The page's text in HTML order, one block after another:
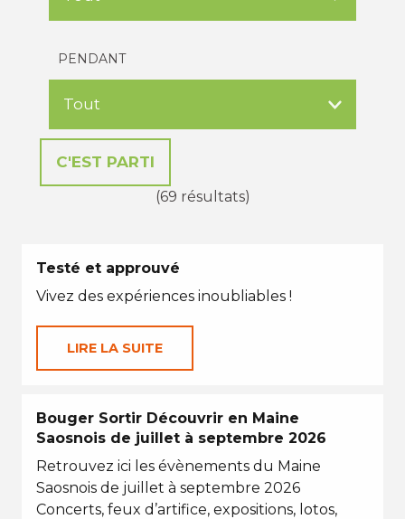
PENDANT
(69 résultats)
Testé et approuvé
Vivez des expériences inoubliables !
LIRE LA SUITE
Bouger Sortir Découvrir en Maine
Saosnois de juillet à septembre 2026
Retrouvez ici les évènements du Maine
Saosnois de juillet à septembre 2026
Concerts, feux d’artifice, expositions, lotos,